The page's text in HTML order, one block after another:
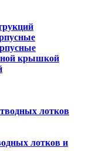
крышкой
лотков
лотков и